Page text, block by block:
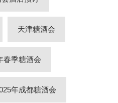
天津糖酒会
春季糖酒会
年成都糖酒会